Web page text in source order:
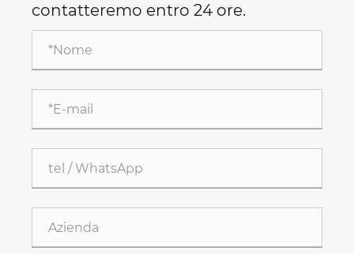
contatteremo entro 24 ore.